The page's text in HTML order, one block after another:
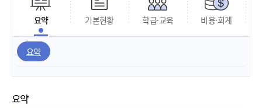
요약 기본현황 학급·교육 비용·회계
요약
요약